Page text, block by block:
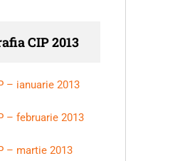
CIP 2013
– ianuarie 2013
– februarie 2013
– martie 2013